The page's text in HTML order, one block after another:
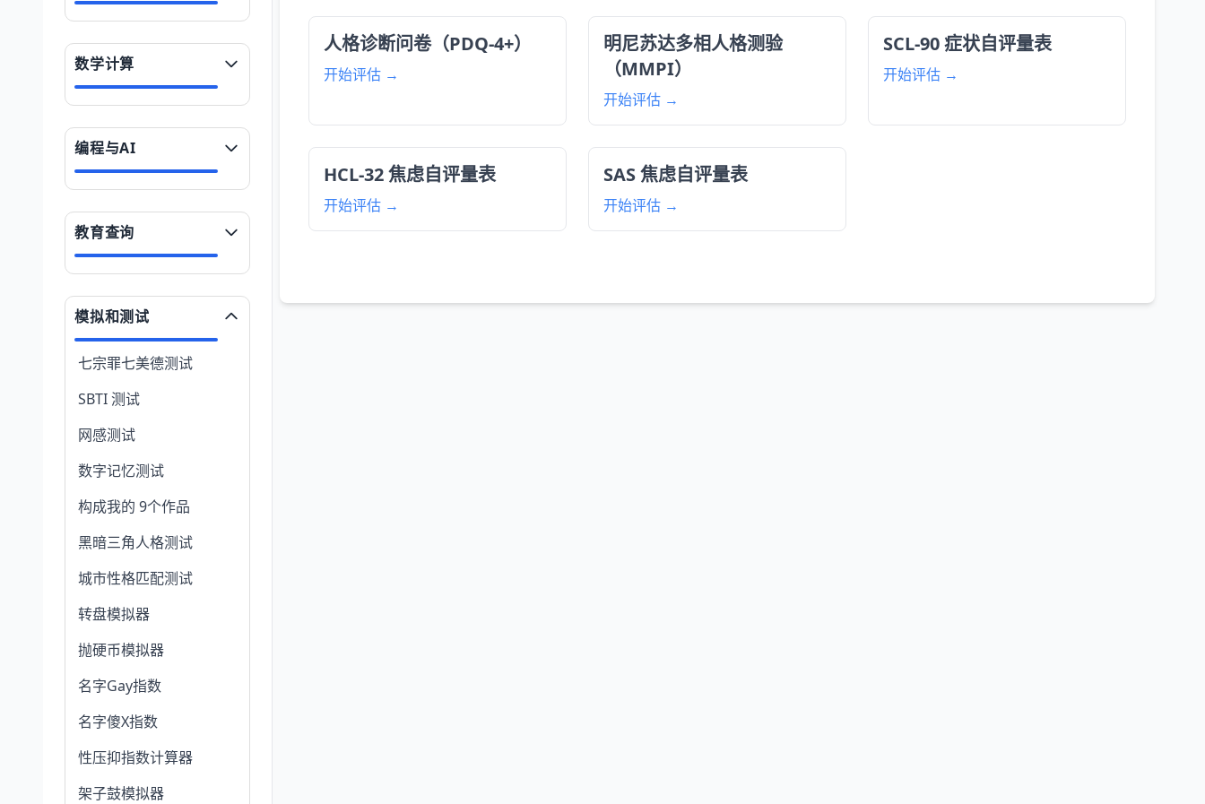
数学计算
编程与AI
教育查询
模拟和测试
七宗罪七美德测试
SBTI 测试
网感测试
数字记忆测试
构成我的 9个作品
黑暗三角人格测试
城市性格匹配测试
转盘模拟器
抛硬币模拟器
名字Gay指数
名字傻X指数
性压抑指数计算器
架子鼓模拟器
人格诊断问卷（PDQ-4+）
开始评估 →
明尼苏达多相人格测验
（MMPI）
开始评估 →
SCL-90 症状自评量表
开始评估 →
HCL-32 焦虑自评量表
开始评估 →
SAS 焦虑自评量表
开始评估 →